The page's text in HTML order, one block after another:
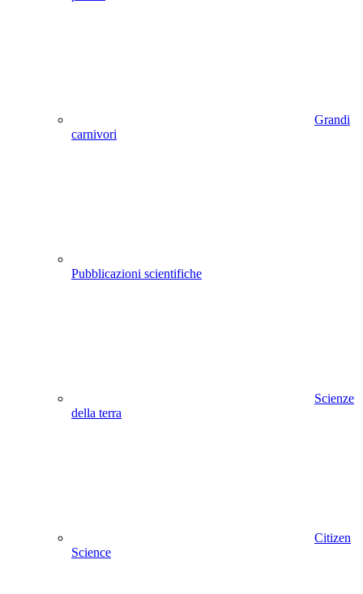
Grandi
carnivori
Pubblicazioni scientifiche
Scienze
della terra
Citizen
Science